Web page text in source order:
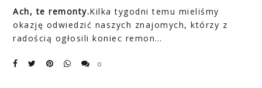
Ach, te remonty.Kilka tygodni temu mieliśmy
okazję odwiedzić naszych znajomych, którzy z
radością ogłosili koniec remon…
0